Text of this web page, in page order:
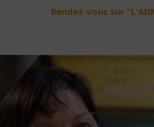
Rendez-vous sur